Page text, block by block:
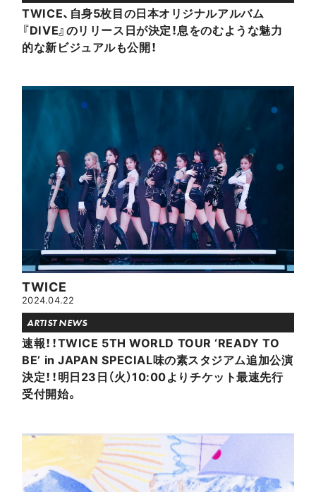
TWICE、自身5枚目の日本オリジナルアルバム
『DIVE』のリリース日が決定！息をのむような魅力
的な新ビジュアルも公開！
TWICE
2024.04.22
ARTIST NEWS
速報！！TWICE 5TH WORLD TOUR ‘READY TO
BE’ in JAPAN SPECIAL味の素スタジアム追加公演
決定！！明日23日（火）10:00よりチケット最速先行
受付開始。